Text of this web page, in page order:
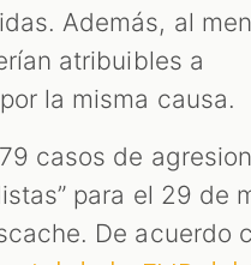
Además, al
atribuibles a
la misma causa.
casos de
para el 29 de
De acuerdo